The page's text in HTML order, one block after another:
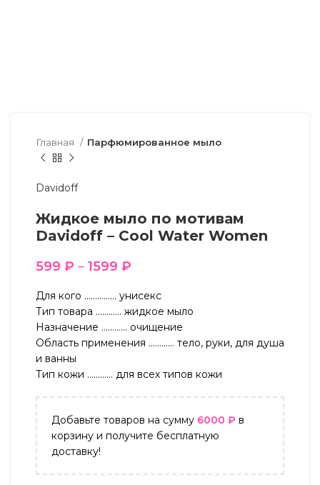
Главная Парфюмированное мыло
Davidoff
Жидкое мыло по мотивам
Davidoff – Cool Water Women
599 ₽ – 1599 ₽
Для кого …………… унисекс
Тип товара ………… жидкое мыло
Назначение ………… очищение
Область применения ………… тело, руки, для душа
и ванны
Тип кожи ………… для всех типов кожи
Добавьте товаров на сумму 6000 ₽ в
корзину и получите бесплатную
доставку!